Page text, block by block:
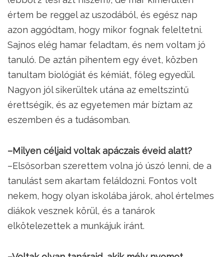
értem be reggel az uszodából, és egész nap
azon aggódtam, hogy mikor fognak feleltetni.
Sajnos elég hamar feladtam, és nem voltam jó
tanuló. De aztán pihentem egy évet, közben
tanultam biológiát és kémiát, főleg egyedül.
Nagyon jól sikerültek utána az emeltszintű
érettségik, és az egyetemen már bíztam az
eszemben és a tudásomban.
–Milyen céljaid voltak apáczais éveid alatt?
–Elsősorban szerettem volna jó úszó lenni, de a
tanulást sem akartam feláldozni. Fontos volt
nekem, hogy olyan iskolába járok, ahol értelmes
diákok vesznek körül, és a tanárok
elkötelezettek a munkájuk iránt.